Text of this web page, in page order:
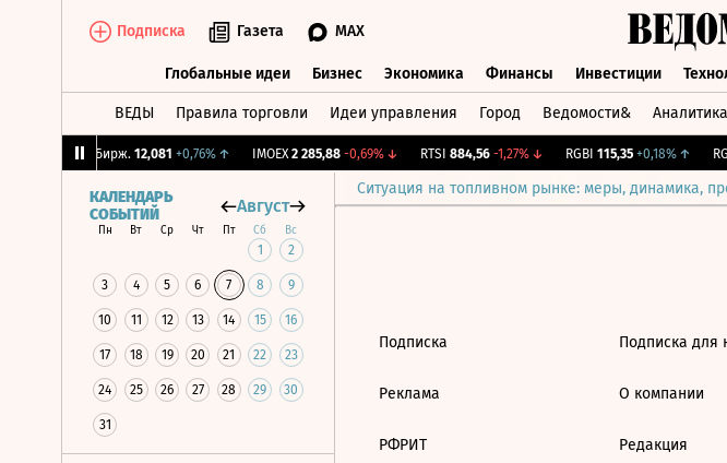
Подписка Газета MAX
Глобальные идеи Бизнес Экономика Финансы Инвестиции
ВЕДЫ Правила торговли Идеи управления Город Ведомости& Аналитика
CNY Бирж. 12,081 +0,76%↑ IMOEX 2 285,88 -0,69%↓ RTSI 884,56 -1,27%↓ RGBI 115,35 +0,18%↑
Ситуация на топливном рынке: меры, динамика,
КАЛЕНДАРЬ
СОБЫТИЙ
Август
Пн Вт Ср Чт Пт Сб Вс
1 2
3 4 5 6 7 8 9
10 11 12 13 14 15 16
17 18 19 20 21 22 23
24 25 26 27 28 29 30
31
Подписка
Реклама
РФРИТ
Подписка для
О компании
Редакция